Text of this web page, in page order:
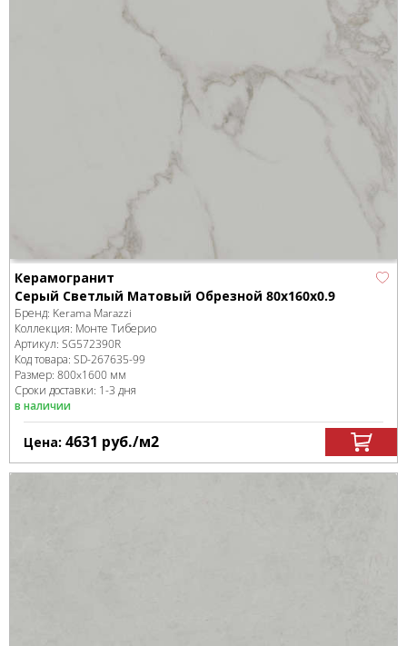
Керамогранит
Серый Светлый Матовый Обрезной 80x160x0.9
Бренд: Kerama Marazzi
Коллекция: Монте Тиберио
Артикул: SG572390R
Код товара: SD-267635-99
Размер: 800x1600 мм
Сроки доставки: 1-3 дня
в наличии
Цена: 4631 руб./м2